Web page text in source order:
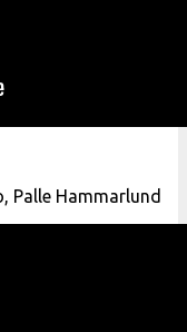
Palle Hammarlund